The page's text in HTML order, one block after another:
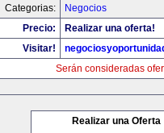
Categorias:
Negocios
Precio:
Realizar una oferta!
Visitar!
Serán consideradas
Realizar una Oferta